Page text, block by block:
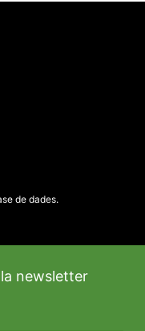
de dades.
newsletter